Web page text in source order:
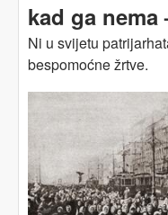
kad ga
Ni u svijetu
bespomoćne žrtve.